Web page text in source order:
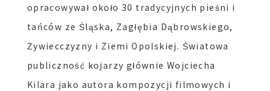
opracowywał około 30 tradycyjnych pieśni i
tańców ze Śląska, Zagłębia Dąbrowskiego,
Żywiecczyzny i Ziemi Opolskiej. Światowa
publiczność kojarzy głównie Wojciecha
Kilara jako autora kompozycji filmowych i